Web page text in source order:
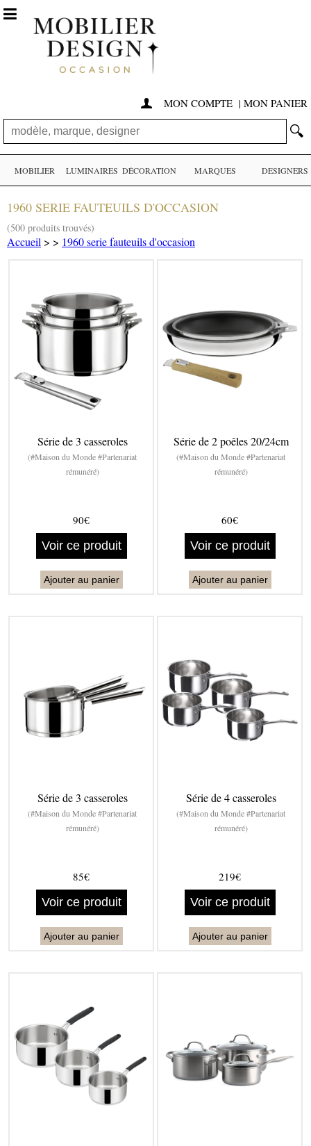
 MON COMPTE | MON PANIER
🔍

MOBILIER LUMINAIRES DÉCORATION MARQUES DESIGNERS
1960 SERIE FAUTEUILS D'OCCASION
(500 produits trouvés)
Accueil > > 1960 serie fauteuils d'occasion
Série de 3 casseroles
(#Maison du Monde #Partenariat
rémunéré)
90€
Voir ce produit
Ajouter au panier
Série de 2 poêles 20/24cm
(#Maison du Monde #Partenariat
rémunéré)
60€
Voir ce produit
Ajouter au panier
Série de 3 casseroles
(#Maison du Monde #Partenariat
rémunéré)
85€
Voir ce produit
Ajouter au panier
Série de 4 casseroles
(#Maison du Monde #Partenariat
rémunéré)
219€
Voir ce produit
Ajouter au panier